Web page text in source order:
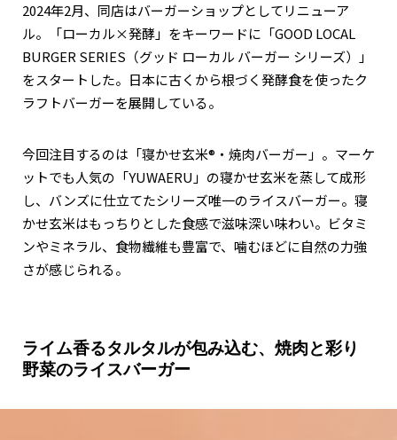
2024年2月、同店はバーガーショップとしてリニューア
ル。「ローカル×発酵」をキーワードに「GOOD LOCAL
BURGER SERIES（グッド ローカル バーガー シリーズ）」
をスタートした。日本に古くから根づく発酵食を使ったク
ラフトバーガーを展開している。
今回注目するのは「寝かせ玄米®・焼肉バーガー」。マーケ
ットでも人気の「YUWAERU」の寝かせ玄米を蒸して成形
し、バンズに仕立てたシリーズ唯一のライスバーガー。寝
かせ玄米はもっちりとした食感で滋味深い味わい。ビタミ
ンやミネラル、食物繊維も豊富で、噛むほどに自然の力強
さが感じられる。
ライム香るタルタルが包み込む、焼肉と彩り
野菜のライスバーガー